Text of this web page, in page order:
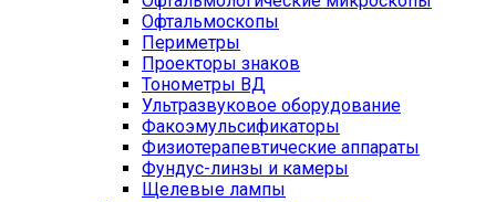
Офтальмоскопы
Периметры
Проекторы знаков
Тонометры ВД
Ультразвуковое оборудование
Факоэмульсификаторы
Физиотерапевтические аппараты
Фундус-линзы и камеры
Щелевые лампы